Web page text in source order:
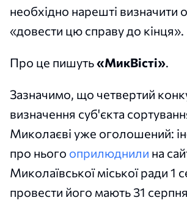
необхідно нарешті визначити
«довести цю справу до кінця».
Про це пишуть«МикВісті».
Зазначимо, що четвертий
визначення суб'єкта
Миколаєві уже оголошений:
про нього оприлюднили на
Миколаївської міської ради 1
провести його мають 31